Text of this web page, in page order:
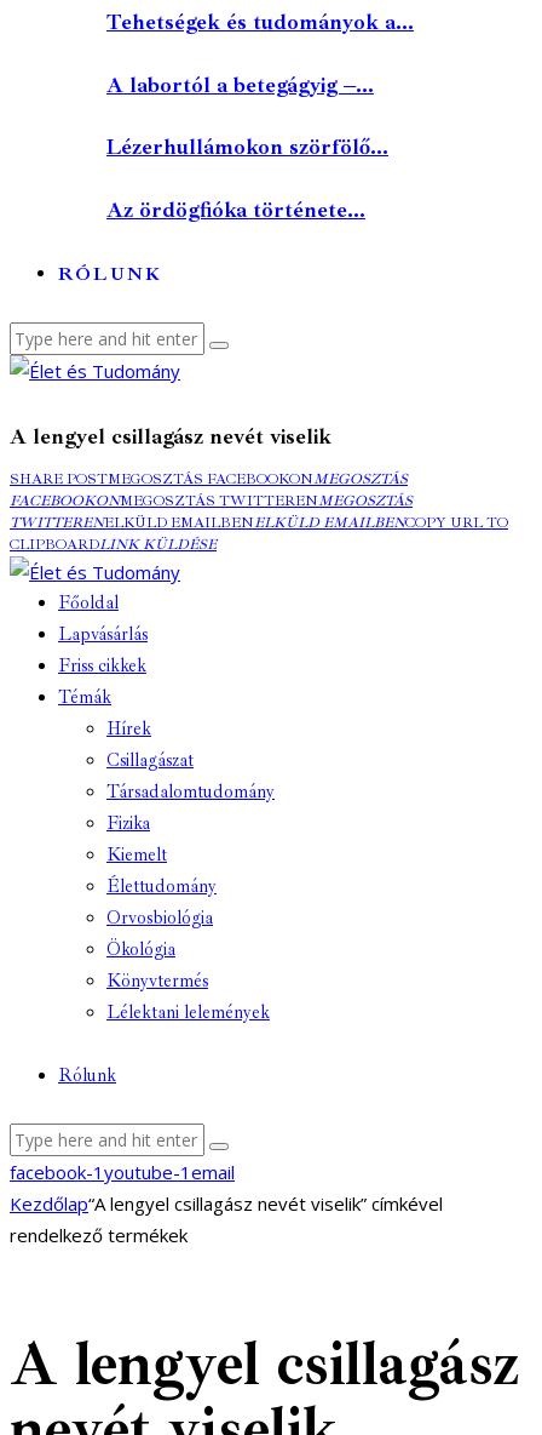
Tehetségek és tudományok a...
A labortól a betegágyig –...
Lézerhullámokon szörfölő...
Az ördögfióka története...
RÓLUNK
A lengyel csillagász nevét viselik
SHARE POSTMEGOSZTÁS FACEBOOKONMEGOSZTÁS
FACEBOOKONMEGOSZTÁS TWITTERENMEGOSZTÁS
TWITTERENELKÜLD EMAILBENELKÜLD EMAILBENCOPY URL TO
CLIPBOARDLINK KÜLDÉSE
Főoldal
Lapvásárlás
Friss cikkek
Témák
Hírek
Csillagászat
Társadalomtudomány
Fizika
Kiemelt
Élettudomány
Orvosbiológia
Ökológia
Könyvtermés
Lélektani lelemények
Rólunk
facebook-1 youtube-1 email
Kezdőlap“A lengyel csillagász nevét viselik” címkével
rendelkező termékek
A lengyel csillagász